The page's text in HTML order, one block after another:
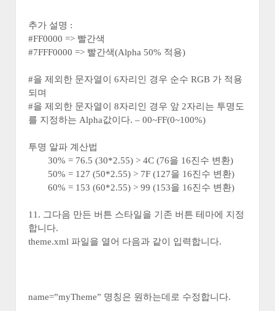
추가 설명 :
#FF0000 => 빨간색
#7FFF0000 => 빨간색(Alpha 50% 적용)
#을 제외한 문자열이 6자리인 경우 순수 RGB 가 적용
되며
#을 제외한 문자열이 8자리인 경우 앞 2자리는 투명도
를 지정하는 Alpha값이다. – 00~FF(0~100%)
투명 알파 계산법
30% = 76.5 (30*2.55) > 4C (76을 16진수 변환)
50% = 127 (50*2.55) > 7F (127을 16진수 변환)
60% = 153 (60*2.55) > 99 (153을 16진수 변환)
11. 그다음 만든 버튼 스타일을 기존 버튼 테마에 지정
합니다.
theme.xml 파일을 열어 다음과 같이 입력합니다.
name=”myTheme” 명칭은 원하는데로 수정합니다.